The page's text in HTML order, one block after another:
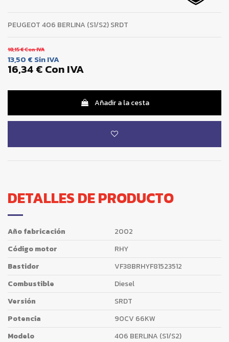
PEUGEOT 406 BERLINA (S1/S2) SRDT
18,15 €Con IVA
13,50 € Sin IVA
16,34 €Con IVA
Añadir a la cesta
DETALLES DE PRODUCTO
Año fabricación
2002
Código motor
RHY
Bastidor
VF38BRHYF81523512
Combustible
Diesel
Versión
SRDT
Potencia
90CV 66KW
Modelo
406 BERLINA (S1/S2)